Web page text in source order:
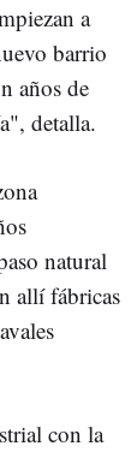
a
barrio
años de
detalla.
natural
allí fábricas
con la